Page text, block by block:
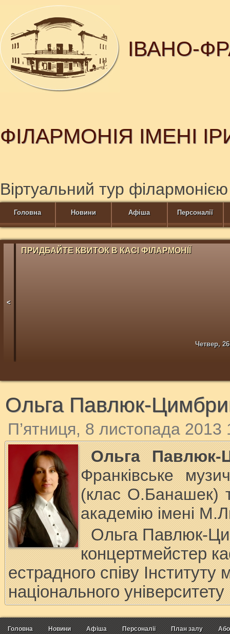
ІВАНО-
ФІЛАРМОНІЯ ІМЕНІ
Віртуальний тур філармонією
Головна Новини Афіша Персоналії
<
ПРИДБАЙТЕ КВИТОК В КАСІ ФІЛАРМОНІЇ
Четвер,
Ольга Павлюк-
П’ятниця, 8 листопада 2013
Ольга Павлюк-
Франківське
(клас О.Банашек)
академію імені
Ольга Павлюк-
концертмейстер
естрадного співу
національного
Головна Новини Афіша Персоналії План залу